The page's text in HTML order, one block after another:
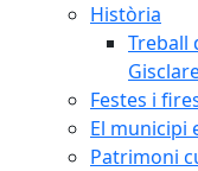
Història
Treball
Festes i
El municipi
Patrimoni